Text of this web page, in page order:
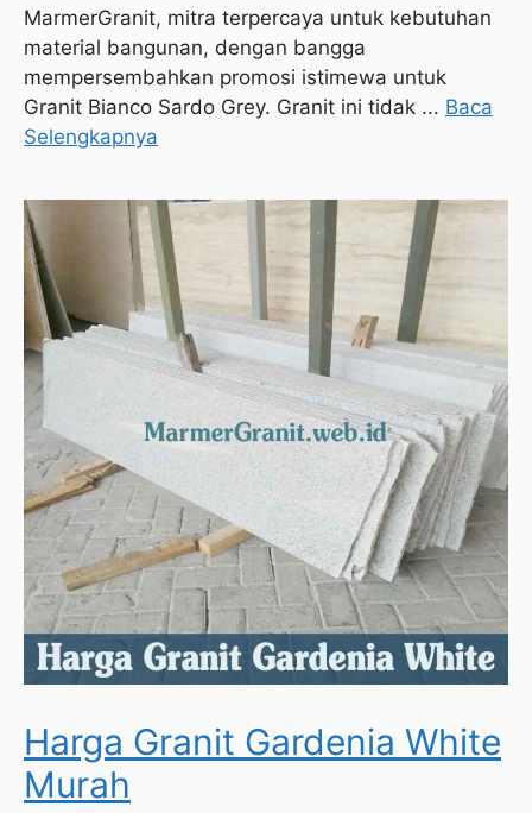
MarmerGranit, mitra terpercaya untuk kebutuhan
material bangunan, dengan bangga
mempersembahkan promosi istimewa untuk
Granit Bianco Sardo Grey. Granit ini tidak ... Baca
Selengkapnya
Harga Granit Gardenia White
Murah